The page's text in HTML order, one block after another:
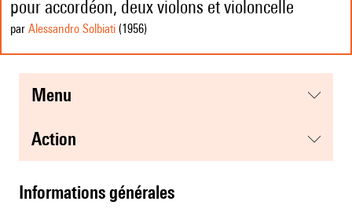
pour accordéon, deux violons et violoncelle
par Alessandro Solbiati (1956)
menu
action
informations générales